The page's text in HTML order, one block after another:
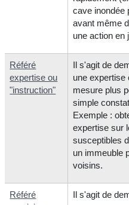
cave inondée
avant même
une action en
Référé
expertise ou
"instruction"
Il s'agit de
une expertise
mesure plus
simple
Exemple :
expertise sur
susceptibles
un immeuble
voisins.
Référé
Il s'agit de